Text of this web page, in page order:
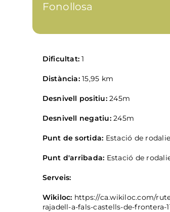
Fonollosa
Dificultat:1
Distància:15,95 km
Desnivell positiu:245m
Desnivell negatiu:245m
Punt de sortida: Estació de
Punt d'arribada: Estació de
Serveis:
Wikiloc: https://ca.wikiloc.com/
rajadell-a-fals-castells-de-frontera-